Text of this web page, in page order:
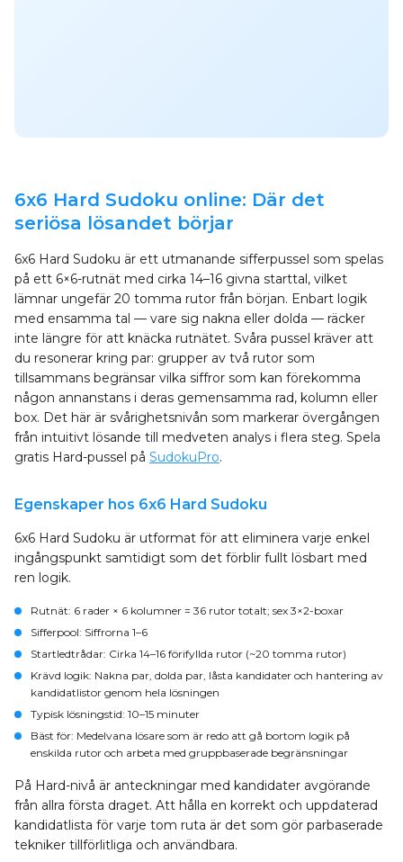
6x6 Hard Sudoku online: Där det
seriösa lösandet börjar
6x6 Hard Sudoku är ett utmanande sifferpussel som spelas
på ett 6×6-rutnät med cirka 14–16 givna starttal, vilket
lämnar ungefär 20 tomma rutor från början. Enbart logik
med ensamma tal — vare sig nakna eller dolda — räcker
inte längre för att knäcka rutnätet. Svåra pussel kräver att
du resonerar kring par: grupper av två rutor som
tillsammans begränsar vilka siffror som kan förekomma
någon annanstans i deras gemensamma rad, kolumn eller
box. Det här är svårighetsnivån som markerar övergången
från intuitivt lösande till medveten analys i flera steg. Spela
gratis Hard-pussel på SudokuPro.
Egenskaper hos 6x6 Hard Sudoku
6x6 Hard Sudoku är utformat för att eliminera varje enkel
ingångspunkt samtidigt som det förblir fullt lösbart med
ren logik.
Rutnät: 6 rader × 6 kolumner = 36 rutor totalt; sex 3×2-boxar
Sifferpool: Siffrorna 1–6
Startledtrådar: Cirka 14–16 förifyllda rutor (~20 tomma rutor)
Krävd logik: Nakna par, dolda par, låsta kandidater och hantering av
kandidatlistor genom hela lösningen
Typisk lösningstid: 10–15 minuter
Bäst för: Medelvana lösare som är redo att gå bortom logik på
enskilda rutor och arbeta med gruppbaserade begränsningar
På Hard-nivå är anteckningar med kandidater avgörande
från allra första draget. Att hålla en korrekt och uppdaterad
kandidatlista för varje tom ruta är det som gör parbaserade
tekniker tillförlitliga och användbara.